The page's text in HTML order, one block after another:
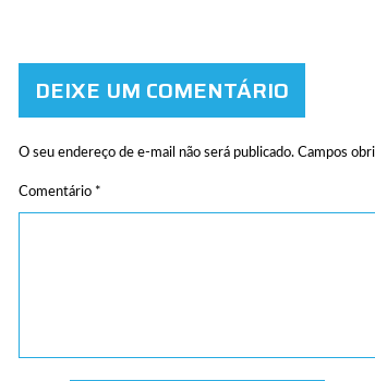
DEIXE UM COMENTÁRIO
O seu endereço de e-mail não será publicado. Campos
Comentário *